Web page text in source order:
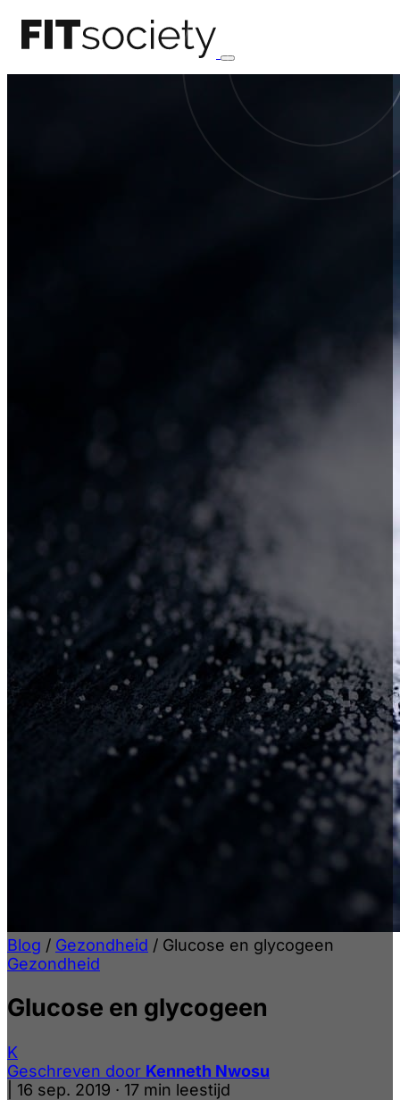
Blog / Gezondheid / Glucose en glycogeen
Gezondheid
Glucose en glycogeen
K
Geschreven door Kenneth Nwosu
16 sep. 2019 · 17 min leestijd